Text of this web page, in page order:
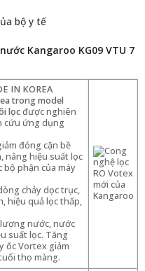
Kangaroo KG09 VTU 7
IN KOREA
trong model
lọcđược nghiên
cứu ứng dụng
đóng cặn bề
nâng hiệu suất lọc
bộ phận của máy
chảy dọc trục,
hiệu quả lọc thấp,
nước, nước
suất lọc. Tăng
ốc Vortex giảm
thọ màng.